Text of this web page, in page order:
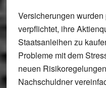
Versicherungen
verpflichtet, ihre
Staatsanleihen zu
Probleme mit dem
neuen
Nachschuldner